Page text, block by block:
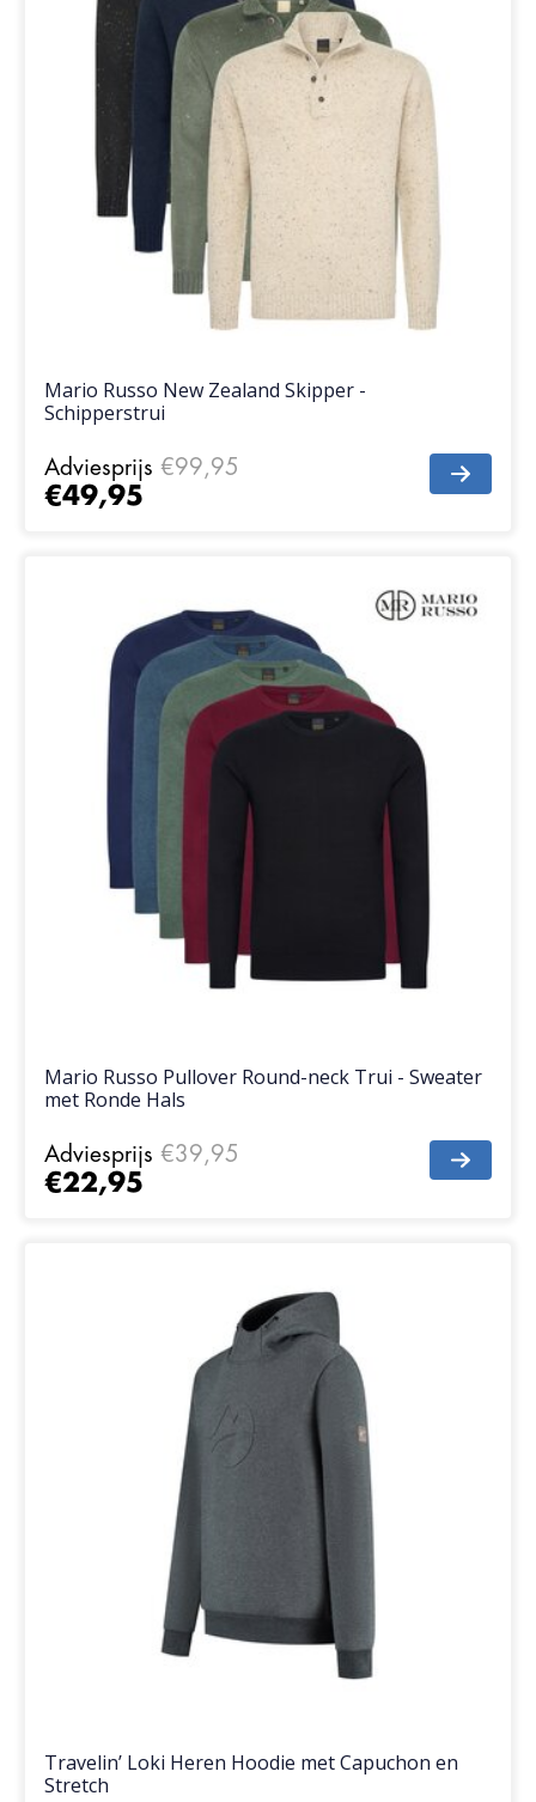
Mario Russo New Zealand Skipper -
Schipperstrui
Adviesprijs €99,95
€49,95
Mario Russo Pullover Round-neck Trui - Sweater
met Ronde Hals
Adviesprijs €39,95
€22,95
Travelin’ Loki Heren Hoodie met Capuchon en
Stretch